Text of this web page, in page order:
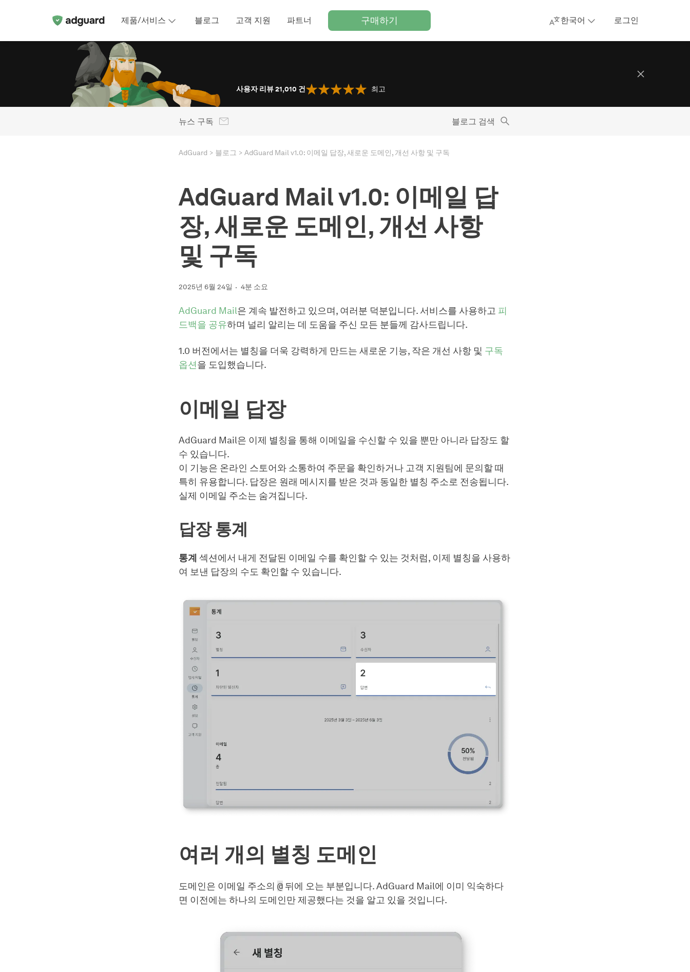
제품/서비스 블로그 고객 지원 파트너 구매하기 한국어 로그인
사용자 리뷰 21,010 건 최고
뉴스 구독 블로그 검색
AdGuard 블로그 AdGuard Mail v1.0: 이메일 답장, 새로운 도메인, 개선 사항 및 구독
AdGuard Mail v1.0: 이메일 답
장, 새로운 도메인, 개선 사항
및 구독
2025년 6월 24일 4분 소요
AdGuard Mail은 계속 발전하고 있으며, 여러분 덕분입니다. 서비스를 사용하고 피
드백을 공유하며 널리 알리는 데 도움을 주신 모든 분들께 감사드립니다.
1.0 버전에서는 별칭을 더욱 강력하게 만드는 새로운 기능, 작은 개선 사항 및 구독
옵션을 도입했습니다.
이메일 답장
AdGuard Mail은 이제 별칭을 통해 이메일을 수신할 수 있을 뿐만 아니라 답장도 할
수 있습니다.
이 기능은 온라인 스토어와 소통하여 주문을 확인하거나 고객 지원팀에 문의할 때
특히 유용합니다. 답장은 원래 메시지를 받은 것과 동일한 별칭 주소로 전송됩니다.
실제 이메일 주소는 숨겨집니다.
답장 통계
통계 섹션에서 내게 전달된 이메일 수를 확인할 수 있는 것처럼, 이제 별칭을 사용하
여 보낸 답장의 수도 확인할 수 있습니다.
여러 개의 별칭 도메인
도메인은 이메일 주소의 @ 뒤에 오는 부분입니다. AdGuard Mail에 이미 익숙하다
면 이전에는 하나의 도메인만 제공했다는 것을 알고 있을 것입니다.